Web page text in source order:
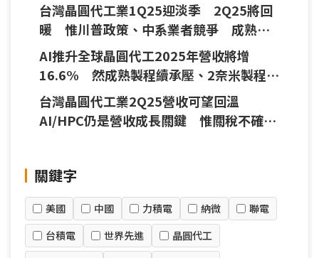
台灣晶圓代工業1Q25迎淡季 2Q25將回
暖 惟川普政策、中系業者競爭 成熟製
程續承壓
AI推升全球晶圓代工2025年營收將增
16.6% 然成熟製程續承壓、2奈米製程良
率將成量產關鍵
台灣晶圓代工業2Q25營收可望回溫
AI/HPC仍是營收成長關鍵 惟關稅不確定
關鍵字
美國 中國 力積電 納微
聯電
台積電
世界先進
晶圓代工